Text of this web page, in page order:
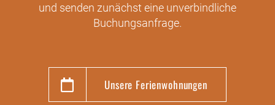
und senden zunächst eine unverbindliche
Buchungsanfrage.
Unsere Ferienwohnungen